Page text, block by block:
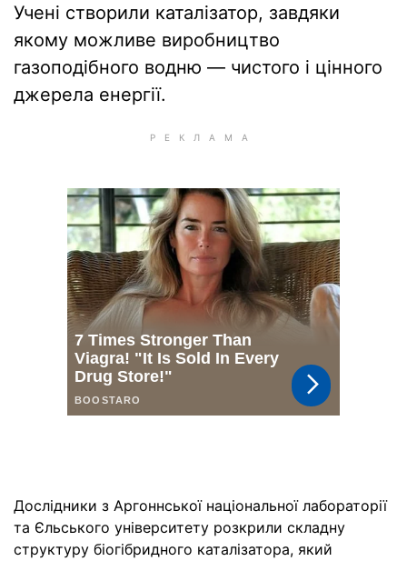
Учені створили каталізатор, завдяки
якому можливе виробництво
газоподібного водню — чистого і цінного
джерела енергії.
Дослідники з Аргоннської національної лабораторії
та Єльського університету розкрили складну
структуру біогібридного каталізатора, який